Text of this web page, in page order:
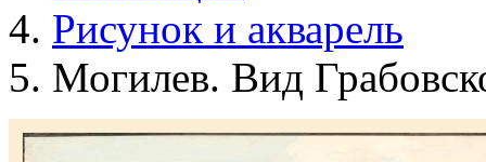
Рисунок и акварель
Могилев. Вид